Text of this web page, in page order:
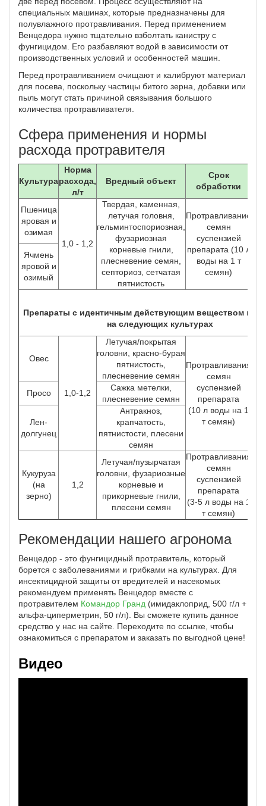
специальных машинах, которые предназначены для
полувлажного протравливания. Перед применением
Венцедора нужно тщательно взболтать канистру с
фунгицидом. Его разбавляют водой в зависимости от
производственных условий и особенностей машин.
Перед протравливанием очищают и калибруют материал
для посева, поскольку частицы битого зерна, добавки или
пыль могут стать причиной связывания большого
количества протравливателя.
Сфера применения и нормы
расхода протравителя
Культура
Норма
расхода,
л/т
Вредный объект
Срок
обработки
Пшеница
яровая и
озимая
1,0 - 1,2
Твердая, каменная,
летучая головня,
гельминтоспориозная,
фузариозная
корневые гнили,
плесневение семян,
септориоз, сетчатая
пятнистость
Протравливание
семян
суспензией
препарата (10 л
воды на 1 т
семян)
Ячмень
яровой и
озимый
Препараты с идентичным действующим веществом
на следующих культурах
Овес
1,0-1,2
Летучая/покрытая
головни, красно-бурая
пятнистость,
плесневение семян
Протравливания
семян
суспензией
препарата
(10 л воды на 1
т семян)
Просо
Сажка метелки,
плесневение семян
Лен-
долгунец
Антракноз,
крапчатость,
пятнистости, плесени
семян
Кукуруза
(на
зерно)
1,2
Летучая/пузырчатая
головни, фузариозные
корневые и
прикорневые гнили,
плесени семян
Протравливания
семян
суспензией
препарата
(3-5 л воды на 1
т семян)
Рекомендации нашего агронома
Венцедор - это фунгицидный протравитель, который
борется с заболеваниями и грибками на культурах. Для
инсектицидной защиты от вредителей и насекомых
рекомендуем применять Венцедор вместе с
протравителем Командор Гранд (имидаклоприд, 500 г/л +
альфа-циперметрин, 50 г/л). Вы сможете купить данное
средство у нас на сайте. Переходите по ссылке, чтобы
ознакомиться с препаратом и заказать по выгодной цене!
Видео